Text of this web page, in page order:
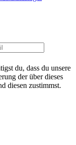
du, dass du unsere
der über dieses
diesen zustimmst.